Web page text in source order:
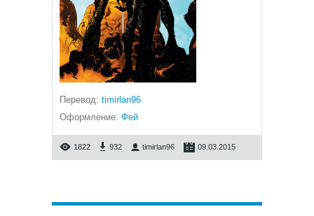
Перевод: timirlan96
Оформление: Фей
1822 932 timirlan96 09.03.2015